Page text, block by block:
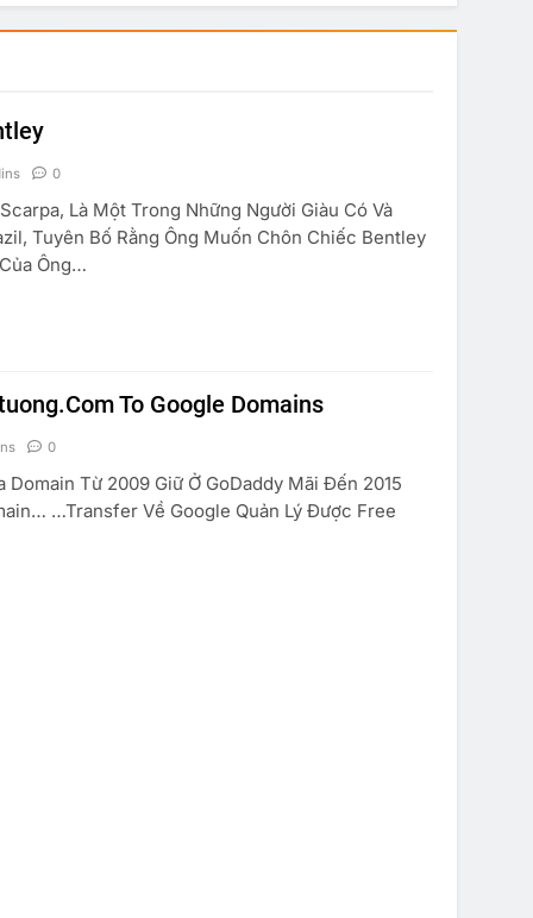
TRUYỆN CƯỜI
0
Là Một Trong Những Người Giàu Có Và
Tuyên Bố Rằng Ông Muốn Chôn Chiếc Bentley
Ông…
To Google Domains
0
Từ 2009 Giữ Ở GoDaddy Mãi Đến 2015
…transfer Về Google Quản Lý Được Free